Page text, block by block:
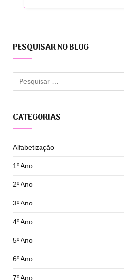
PESQUISAR NO BLOG
CATEGORIAS
Alfabetização
1º Ano
2º Ano
3º Ano
4º Ano
5º Ano
6º Ano
7º Ano